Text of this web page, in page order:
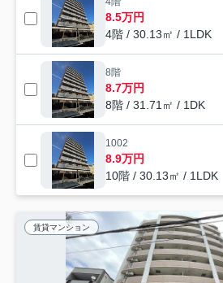
8.5万円
4階 / 30.13㎡ / 1LDK
8階
8.7万円
8階 / 31.71㎡ / 1DK
1002
8.9万円
10階 / 30.13㎡ / 1LDK
賃貸マンション